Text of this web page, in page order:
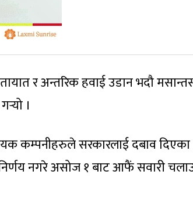
र अन्तरिक हवाई उडान भदौ
।
कम्पनीहरुले सरकारलाई दबाव
नगरे असोज १ बाट आफैं सवारी